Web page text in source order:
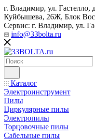
г. Владимир, ул. Гастелло,
Куйбышева, 26Ж, Блок
Сервис: г. Владимир, ул.
info@33bolta.ru
Каталог
Электроинструмент
Пилы
Циркулярные пилы
Электропилы
Торцовочные пилы
Сабельные пилы